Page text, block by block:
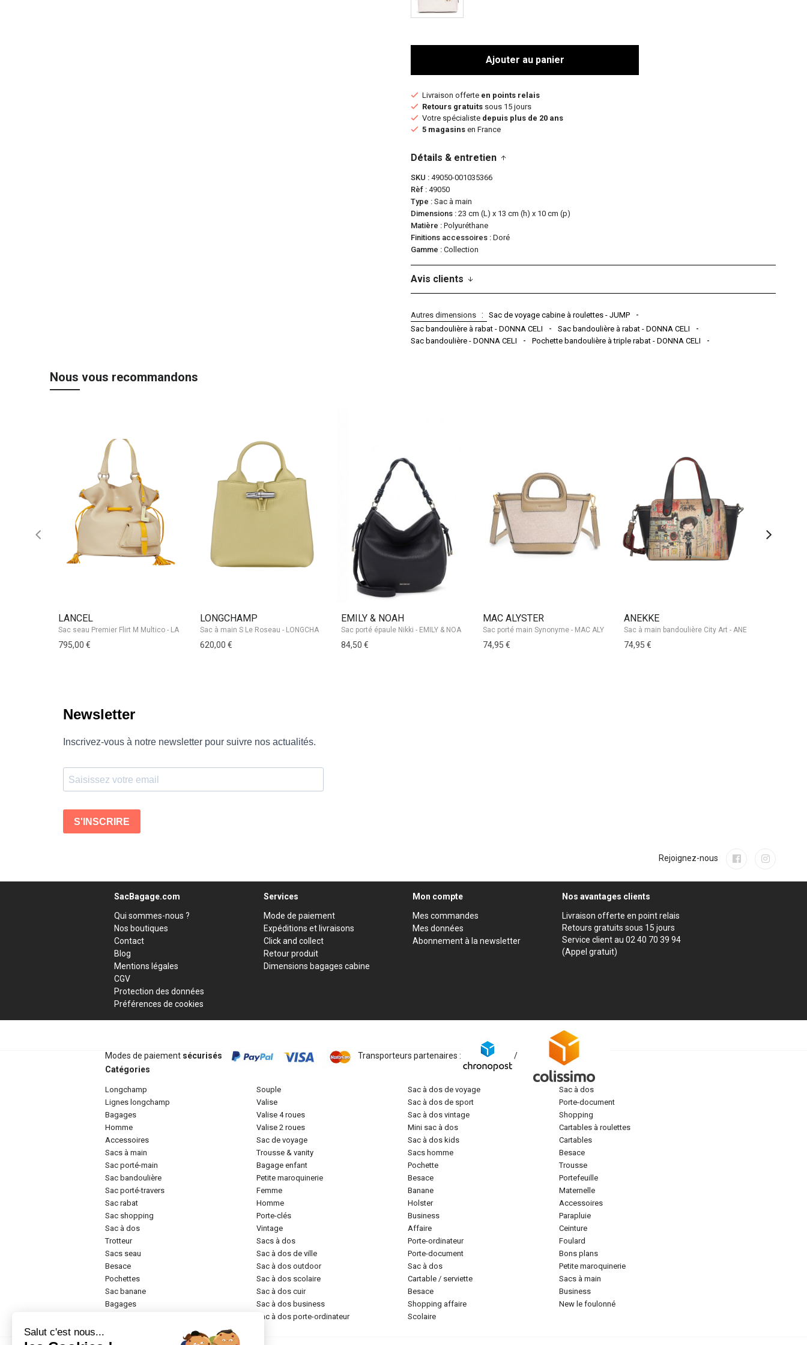
Ajouter au panier
Livraison offerte en points relais
Retours gratuits sous 15 jours
Votre spécialiste depuis plus de 20 ans
5 magasins en France
Détails & entretien
SKU
49050-001035366
Rèf
49050
Type
Sac à main
Dimensions
23 cm (L) x 13 cm (h) x 10 cm (p)
Matière
Polyuréthane
Finitions accessoires
Doré
Gamme
Collection
Avis clients
Autres dimensions
Sac de voyage cabine à roulettes - JUMP
Sac bandoulière à rabat - DONNA CELI
Sac bandoulière à rabat - DONNA CELI
Sac bandoulière - DONNA CELI
Pochette bandoulière à triple rabat - DONNA CELI
Nous vous recommandons
LANCEL
795,00 €
LONGCHAMP
620,00 €
EMILY & NOAH
84,50 €
MAC ALYSTER
74,95 €
ANEKKE
74,95 €
Rejoignez-nous
SacBagage.com
Qui sommes-nous ?
Nos boutiques
Contact
Blog
Mentions légales
CGV
Protection des données
Préférences de cookies
Services
Mode de paiement
Expéditions et livraisons
Click and collect
Retour produit
Dimensions bagages cabine
Mon compte
Mes commandes
Mes données
Abonnement à la newsletter
Nos avantages clients
Livraison offerte en point relais
Retours gratuits sous 15 jours
Service client au 02 40 70 39 94
(Appel gratuit)
Modes de paiement sécurisés Transporteurs partenaires :
/
Catégories
longchamp
lignes longchamp
bagages
homme
accessoires
sacs à main
sac porté-main
sac bandoulière
sac porté-travers
sac rabat
sac shopping
sac à dos
trotteur
sacs seau
besace
pochettes
sac banane
bagages
souple
valise
valise 4 roues
valise 2 roues
sac de voyage
trousse & vanity
bagage enfant
petite maroquinerie
femme
homme
porte-clés
vintage
sacs à dos
sac à dos de ville
sac à dos outdoor
sac à dos scolaire
sac à dos cuir
sac à dos business
sac à dos porte-ordinateur
sac à dos de voyage
sac à dos de sport
sac à dos vintage
mini sac à dos
sac à dos kids
sacs homme
pochette
besace
banane
holster
business
affaire
porte-ordinateur
porte-document
sac à dos
cartable / serviette
besace
shopping affaire
scolaire
sac à dos
porte-document
shopping
cartables à roulettes
cartables
besace
trousse
portefeuille
maternelle
accessoires
parapluie
ceinture
foulard
bons plans
petite maroquinerie
sacs à main
business
new le foulonné
Salut c'est nous...